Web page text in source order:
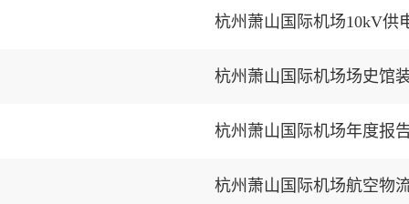
杭州萧山国际机场10kV供
杭州萧山国际机场场史馆
杭州萧山国际机场年度报